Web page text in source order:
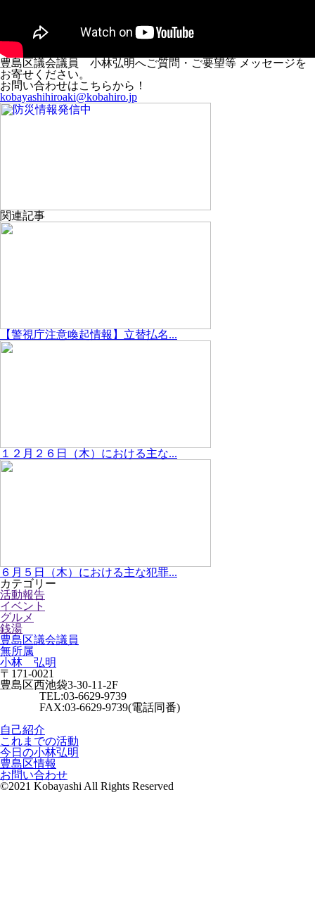
豊島区議会議員 小林弘明へご質問・ご要望等 メッセージを
お寄せください。
お問い合わせはこちらから！
kobayashihiroaki@kobahiro.jp
関連記事
【警視庁注意喚起情報】立替払名...
１２月２６日（木）における主な...
６月５日（木）における主な犯罪...
カテゴリー
活動報告
イベント
グルメ
銭湯
豊島区議会議員
無所属
小林 弘明
〒171-0021
豊島区西池袋3-30-11-2F
TEL:03-6629-9739
FAX:03-6629-9739(電話同番)
自己紹介
これまでの活動
今日の小林弘明
豊島区情報
お問い合わせ
©2021 Kobayashi All Rights Reserved